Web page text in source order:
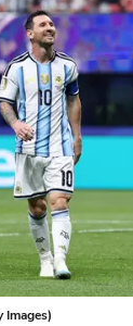
Images)